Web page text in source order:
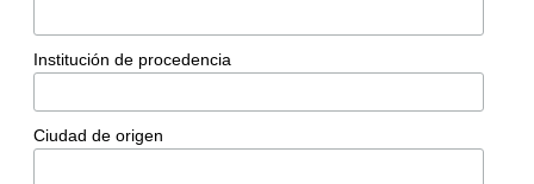
Institución de procedencia
Ciudad de origen